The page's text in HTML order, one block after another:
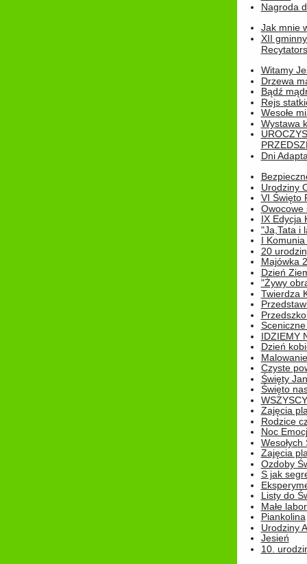
Nagroda
Jak mnie
XII
Witamy
Drzewa
Bądź
Rejs
Wesołe
Wystawa
Dni
Urodziny
VI Święto
Owocowe
IX Edycja
"Ja,Tata i
I
20
Majówka
Dzień
"Żywy
Twierdza
IDZIEMY
Dzień
Czyste
Święty
Święto
Zajęcia
Rodzice
Noc
Wesołych
Zajęcia
Ozdoby
S jak
Listy do
Małe
Piankolina
Urodziny
Jesień
10.